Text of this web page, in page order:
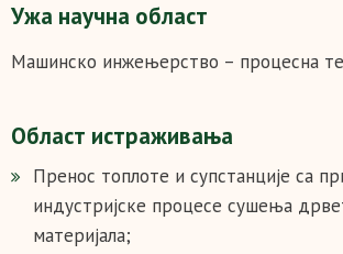
Ужа научна област
Машинско инжењерство – процесна
Област истраживања
Пренос топлоте и супстанције са
индустријске процесе сушења
материјала;